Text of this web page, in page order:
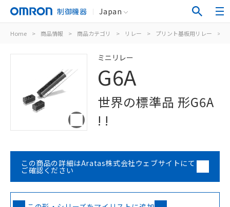
制御機器 Japan
Home > 商品情報 > 商品カテゴリ > リレー > プリント基板用リレー >
ミニリレー
G6A
世界の標準品 形G6A
! !
この商品の詳細はAratas株式会社ウェブサイトにて
ご確認ください